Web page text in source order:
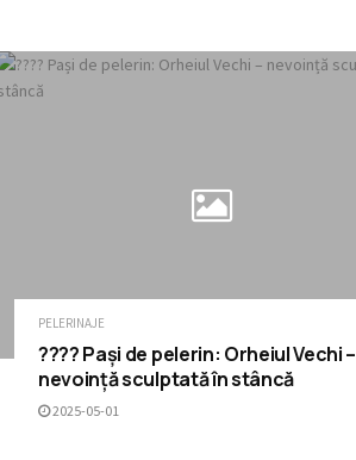
PELERINAJE
???? Pași de pelerin: Orheiul Vechi –
nevoință sculptată în stâncă
2025-05-01